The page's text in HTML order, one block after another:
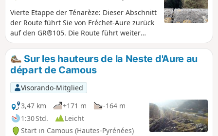
Vierte Etappe der Ténarèze: Dieser Abschnitt
der Route führt Sie von Fréchet-Aure zurück
auf den GR®105. Die Route führt weiter
durch Camous, ein malerisches Dorf mit
einem historischen Bergbau-Erbe.
Anschließend nehmen Sie einen Weg in
Richtung Ilhet, der entlang der alten
Eisenbahnstrecke verläuft, einem
industriellen Relikt, das der Wanderung
einen Hauch von Nostalgie verleiht. Die
Wanderung führt weiter bis nach
Sarrancolin, dem Ziel dieser Etappe.
Sur les hauteurs de la Neste d'Aure au
départ de Camous
Visorando-Mitglied
3,47 km
+171 m
-164 m
1:30 Std.
Leicht
Start in Camous (Hautes-Pyrénées)